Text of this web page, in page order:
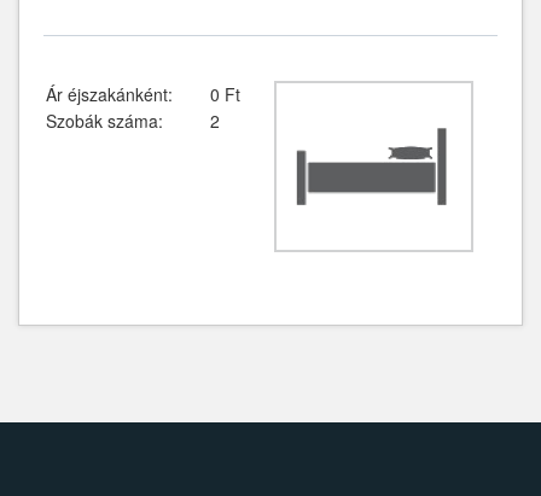
Ár éjszakánként:
0 Ft
Szobák száma:
2